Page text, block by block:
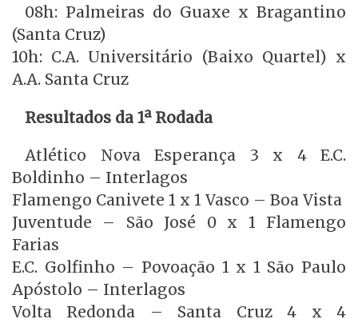
08h: Palmeiras do Guaxe x Bragantino
(Santa Cruz)
10h: C.A. Universitário (Baixo Quartel) x
A.A. Santa Cruz
Resultados da 1ª Rodada
Atlético Nova Esperança 3 x 4 E.C.
Boldinho – Interlagos
Flamengo Canivete 1 x 1 Vasco – Boa Vista
Juventude – São José 0 x 1 Flamengo
Farias
E.C. Golfinho – Povoação 1 x 1 São Paulo
Apóstolo – Interlagos
Volta Redonda – Santa Cruz 4 x 4